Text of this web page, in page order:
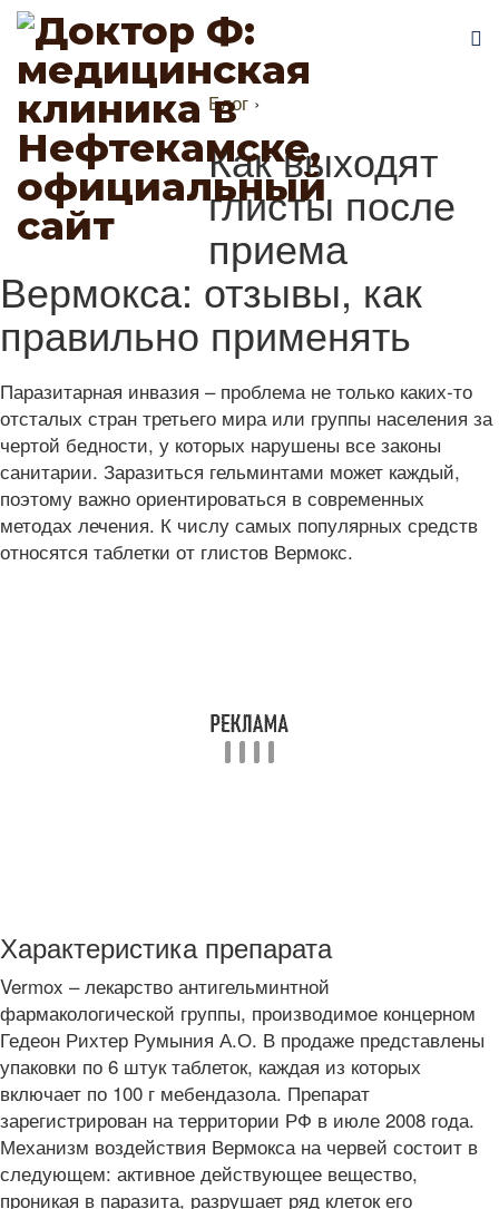
Блог ›
Как выходят
глисты после
приема
Вермокса: отзывы, как
правильно применять
Паразитарная инвазия – проблема не только каких-то
отсталых стран третьего мира или группы населения за
чертой бедности, у которых нарушены все законы
санитарии. Заразиться гельминтами может каждый,
поэтому важно ориентироваться в современных
методах лечения. К числу самых популярных средств
относятся таблетки от глистов Вермокс.
Характеристика препарата
Vermox – лекарство антигельминтной
фармакологической группы, производимое концерном
Гедеон Рихтер Румыния А.О. В продаже представлены
упаковки по 6 штук таблеток, каждая из которых
включает по 100 г мебендазола. Препарат
зарегистрирован на территории РФ в июле 2008 года.
Механизм воздействия Вермокса на червей состоит в
следующем: активное действующее вещество,
проникая в паразита, разрушает ряд клеток его